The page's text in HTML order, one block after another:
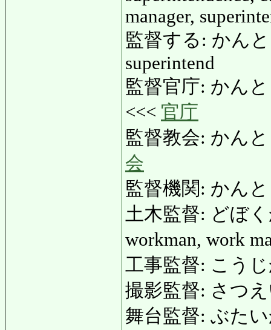
manager,
監督する: かんと
superintend
監督官庁: かん
<<< 官庁
監督教会: かん
会
監督機関: かん
土木監督: どぼく
workman, work
工事監督: こう
撮影監督: さつ
舞台監督: ぶた